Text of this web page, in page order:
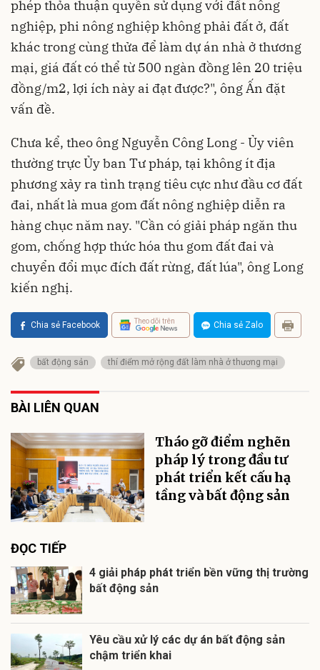
phép thỏa thuận quyền sử dụng với đất nông
nghiệp, phi nông nghiệp không phải đất ở, đất
khác trong cùng thửa để làm dự án nhà ở thương
mại, giá đất có thể từ 500 ngàn đồng lên 20 triệu
đồng/m2, lợi ích này ai đạt được?", ông Ấn đặt
vấn đề.
Chưa kể, theo ông Nguyễn Công Long - Ủy viên
thường trực Ủy ban Tư pháp, tại không ít địa
phương xảy ra tình trạng tiêu cực như đầu cơ đất
đai, nhất là mua gom đất nông nghiệp diễn ra
hàng chục năm nay. "Cần có giải pháp ngăn thu
gom, chống hợp thức hóa thu gom đất đai và
chuyển đổi mục đích đất rừng, đất lúa", ông Long
kiến nghị.
Chia sẻ Facebook Theo dõi trên Chia sẻ Zalo
bất động sản thí điểm mở rộng đất làm nhà ở thương mại
BÀI LIÊN QUAN
Tháo gỡ điểm nghẽn
pháp lý trong đầu tư
phát triển kết cấu hạ
tầng và bất động sản
ĐỌC TIẾP
4 giải pháp phát triển bền vững thị trường
bất động sản
Yêu cầu xử lý các dự án bất động sản
chậm triển khai